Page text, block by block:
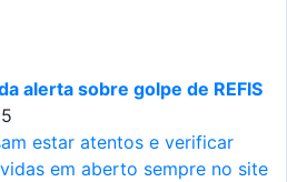
alerta sobre golpe de REFIS
estar atentos e verificar
em aberto sempre no site